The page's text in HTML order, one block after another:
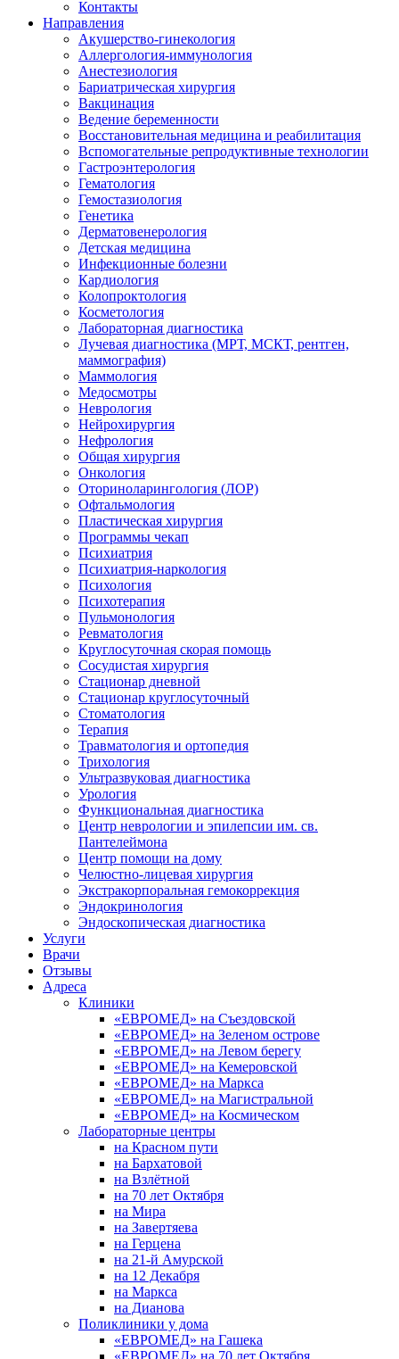
Контакты
Направления
Акушерство-гинекология
Аллергология-иммунология
Анестезиология
Бариатрическая хирургия
Вакцинация
Ведение беременности
Восстановительная медицина и реабилитация
Вспомогательные репродуктивные технологии
Гастроэнтерология
Гематология
Гемостазиология
Генетика
Дерматовенерология
Детская медицина
Инфекционные болезни
Кардиология
Колопроктология
Косметология
Лабораторная диагностика
Лучевая диагностика (МРТ, МСКТ, рентген,
маммография)
Маммология
Медосмотры
Неврология
Нейрохирургия
Нефрология
Общая хирургия
Онкология
Оториноларингология (ЛОР)
Офтальмология
Пластическая хирургия
Программы чекап
Психиатрия
Психиатрия-наркология
Психология
Психотерапия
Пульмонология
Ревматология
Круглосуточная скорая помощь
Сосудистая хирургия
Стационар дневной
Стационар круглосуточный
Стоматология
Терапия
Травматология и ортопедия
Трихология
Ультразвуковая диагностика
Урология
Функциональная диагностика
Центр неврологии и эпилепсии им. св.
Пантелеймона
Центр помощи на дому
Челюстно-лицевая хирургия
Экстракорпоральная гемокоррекция
Эндокринология
Эндоскопическая диагностика
Услуги
Врачи
Отзывы
Адреса
Клиники
«ЕВРОМЕД» на Съездовской
«ЕВРОМЕД» на Зеленом острове
«ЕВРОМЕД» на Левом берегу
«ЕВРОМЕД» на Кемеровской
«ЕВРОМЕД» на Маркса
«ЕВРОМЕД» на Магистральной
«ЕВРОМЕД» на Космическом
Лабораторные центры
на Красном пути
на Бархатовой
на Взлётной
на 70 лет Октября
на Мира
на Завертяева
на Герцена
на 21-й Амурской
на 12 Декабря
на Маркса
на Дианова
Поликлиники у дома
«ЕВРОМЕД» на Гашека
«ЕВРОМЕД» на 70 лет Октября